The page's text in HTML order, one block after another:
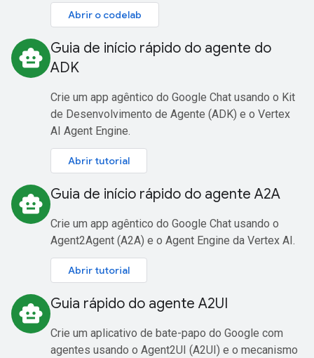
Abrir o codelab
smart_toy Guia de início rápido do agente do
ADK
Crie um app agêntico do Google Chat usando o Kit
de Desenvolvimento de Agente (ADK) e o Vertex
AI Agent Engine.
Abrir tutorial
smart_toy Guia de início rápido do agente A2A
Crie um app agêntico do Google Chat usando o
Agent2Agent (A2A) e o Agent Engine da Vertex AI.
Abrir tutorial
smart_toy Guia rápido do agente A2UI
Crie um aplicativo de bate-papo do Google com
agentes usando o Agent2UI (A2UI) e o mecanismo